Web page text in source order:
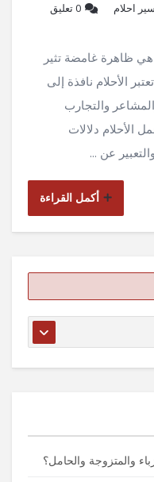
احلام
‫0 تعليق
هي ظاهرة غامضة تثير
الأحلام نافذة إلى
والتجارب
الأحلام دلالات
عن ...
أكمل القراءة
والمتزوجة والحامل؟